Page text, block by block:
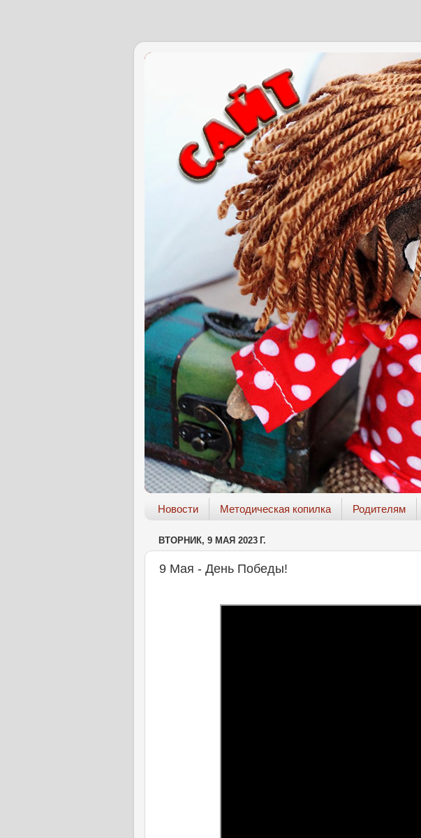
Новости Методическая копилка Родителям
ВТОРНИК, 9 МАЯ 2023 Г.
9 Мая - День Победы!